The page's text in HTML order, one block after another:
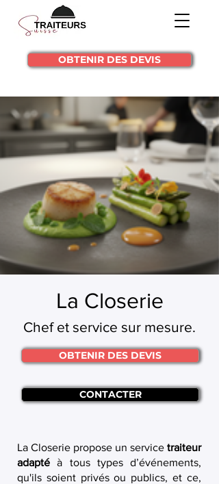
OBTENIR DES DEVIS
La Closerie
Chef et service sur mesure.
OBTENIR DES DEVIS
CONTACTER
La Closerie propose un service traiteur
adapté à tous types d’événements,
qu'ils soient privés ou publics, et ce,